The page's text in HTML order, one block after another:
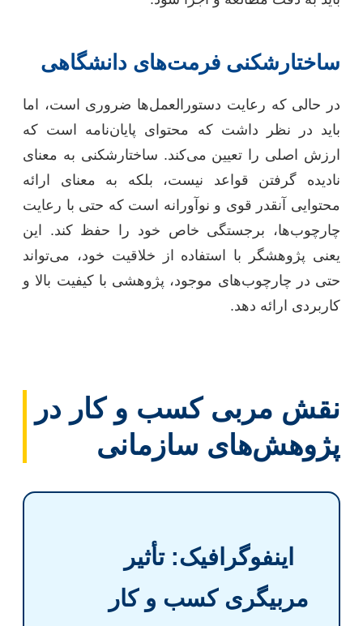
ساختارشکنی فرمت‌های دانشگاهی
در حالی که رعایت دستورالعمل‌ها ضروری است، اما
باید در نظر داشت که محتوای پایان‌نامه است که
ارزش اصلی را تعیین می‌کند. ساختارشکنی به معنای
نادیده گرفتن قواعد نیست، بلکه به معنای ارائه
محتوایی آنقدر قوی و نوآورانه است که حتی با رعایت
چارچوب‌ها، برجستگی خاص خود را حفظ کند. این
یعنی پژوهشگر با استفاده از خلاقیت خود، می‌تواند
حتی در چارچوب‌های موجود، پژوهشی با کیفیت بالا و
کاربردی ارائه دهد.
نقش مربی کسب و کار در
پژوهش‌های سازمانی
اینفوگرافیک: تأثیر
مربیگری کسب و کار